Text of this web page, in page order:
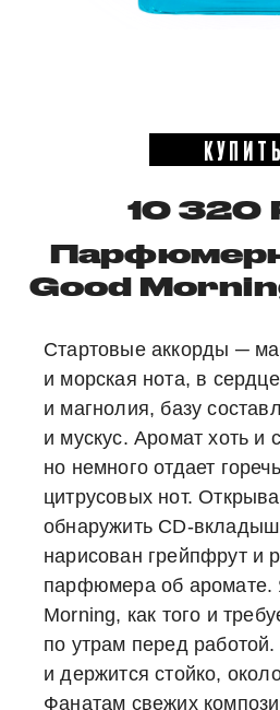
КУПИТЬ
10 320
Good
Стартовые аккорды ─
и морская нота, в
и магнолия, базу
и мускус. Аромат хоть и
но немного отдает
цитрусовых нот.
обнаружить CD-
нарисован грейпфрут и
парфюмера об аромате.
Morning, как того и
по утрам перед
и держится стойко,
Фанатам свежих